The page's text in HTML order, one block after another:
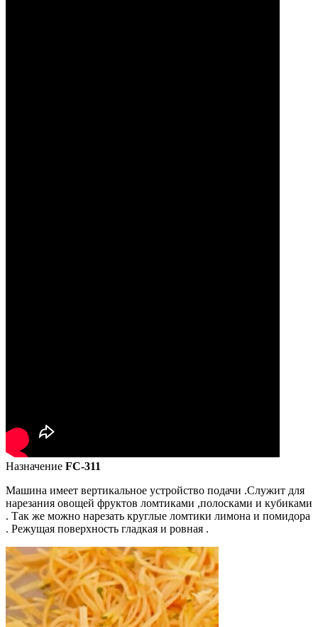
Назначение FC-311
Машина имеет вертикальное устройство подачи .Служит для
нарезания овощей фруктов ломтиками ,полосками и кубиками
. Так же можно нарезать круглые ломтики лимона и помидора
. Режущая поверхность гладкая и ровная .